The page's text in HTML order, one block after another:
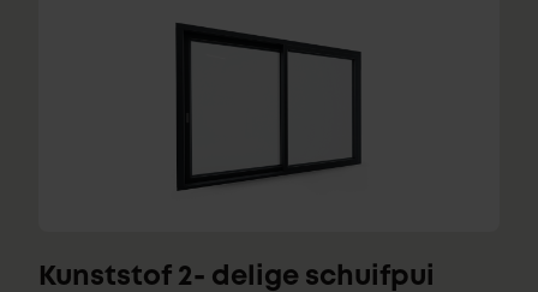
Kunststof 2- delige schuifpui